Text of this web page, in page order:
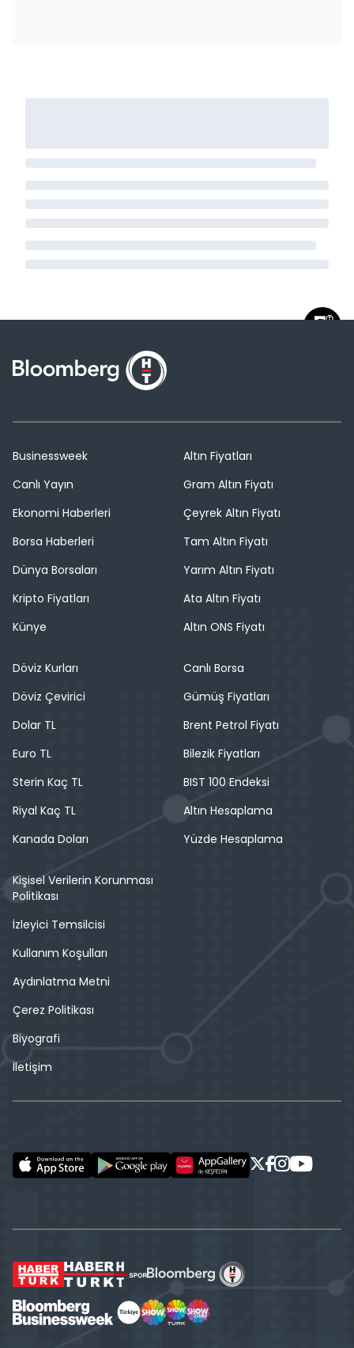
Businessweek
Canlı Yayın
Ekonomi Haberleri
Borsa Haberleri
Dünya Borsaları
Kripto Fiyatları
Künye
Altın Fiyatları
Gram Altın Fiyatı
Çeyrek Altın Fiyatı
Tam Altın Fiyatı
Yarım Altın Fiyatı
Ata Altın Fiyatı
Altın ONS Fiyatı
Döviz Kurları
Döviz Çevirici
Dolar TL
Euro TL
Sterin Kaç TL
Riyal Kaç TL
Kanada Doları
Canlı Borsa
Gümüş Fiyatları
Brent Petrol Fiyatı
Bilezik Fiyatları
BIST 100 Endeksi
Altın Hesaplama
Yüzde Hesaplama
Kişisel Verilerin Korunması
Politikası
İzleyici Temsilcisi
Kullanım Koşulları
Aydınlatma Metni
Çerez Politikası
Biyografi
İletişim